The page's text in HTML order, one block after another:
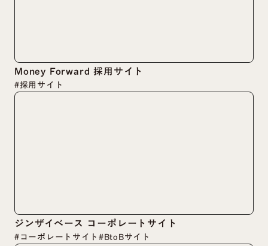
Money Forward 採用サイト
#採用サイト
ジンザイベース コーポレートサイト
#コーポレートサイト#BtoBサイト